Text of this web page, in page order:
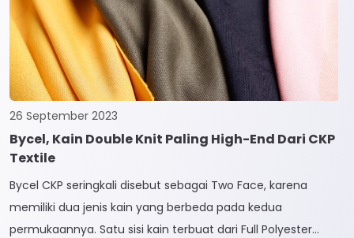
Rayon dan Cotton. Satuan yang paling […]
26 September 2023
Bycel, Kain Double Knit Paling High-End Dari CKP
Textile
Bycel CKP seringkali disebut sebagai Two Face, karena
memiliki dua jenis kain yang berbeda pada kedua
permukaannya. Satu sisi kain terbuat dari Full Polyester